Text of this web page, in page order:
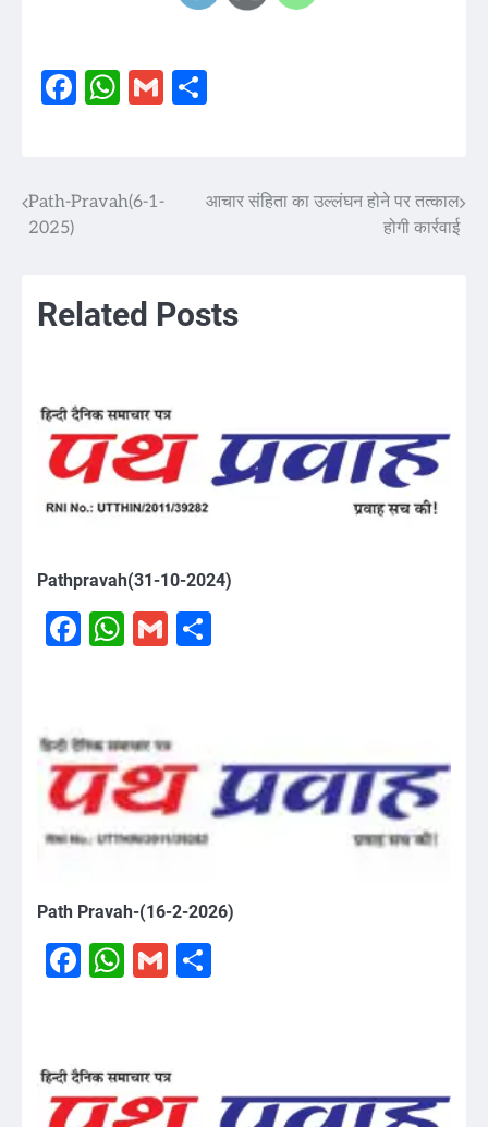
Facebook
WhatsApp
Gmail
Post
Path-Pravah(6-1-
2025)
आचार संहिता का उल्लंघन होने पर तत्काल
होगी कार्रवाई
Related Posts
Pathpravah(31-10-2024)
Facebook
WhatsApp
Gmail
Path Pravah-(16-2-2026)
Facebook
WhatsApp
Gmail